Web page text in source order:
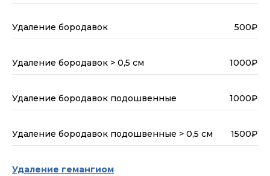
Удаление бородавок 500₽
Удаление бородавок > 0,5 см 1000₽
Удаление бородавок подошвенные 1000₽
Удаление бородавок подошвенные > 0,5 см 1500₽
Удаление гемангиом